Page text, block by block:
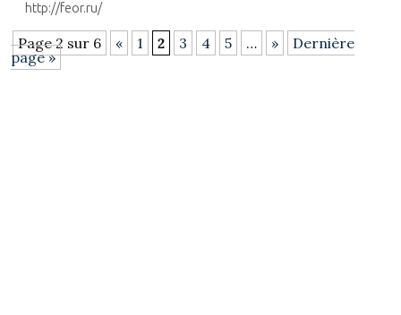
http://feor.ru/
Page 2 sur 6 « 1 2 3 4 5 … »
Dernière
page »